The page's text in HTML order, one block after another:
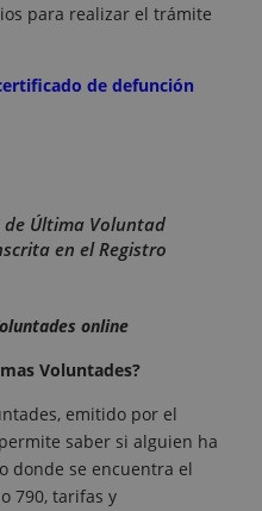
para realizar el trámite
de defunción
Última Voluntad
en el Registro
online
Voluntades?
emitido por el
saber si alguien ha
donde se encuentra el
790, tarifas y